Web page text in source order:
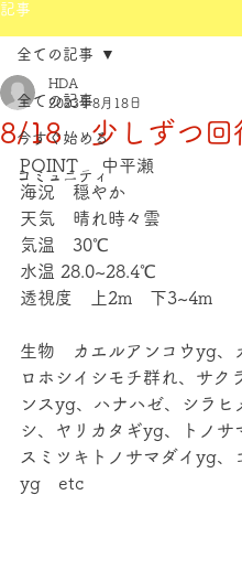
記事
全ての記事
今すぐ始める
コミュニティ
全ての記事
8/18 少しずつ回
HDA
2023年8月18日
POINT 　中平瀬
海況　穏やか
天気　晴れ時々雲
気温　30℃
水温 28.0~28.4℃
透視度　上2m　下3~4m
生物　カエルアンコウyg、
ロホシイシモチ群れ、サク
ンスyg、ハナハゼ、シラヒ
シ、ヤリカタギyg、トノサ
スミツキトノサマダイyg、
yg　etc